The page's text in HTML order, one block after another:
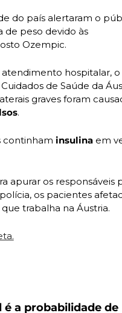
do país alertaram o
contra o uso das injeções para perda de peso devido às
Ozempic.
hospitalar, o
de Saúde da
graves foram
.
continham insulina em
apurar os responsáveis
os pacientes
que trabalha na Áustria.
é a probabilidade de